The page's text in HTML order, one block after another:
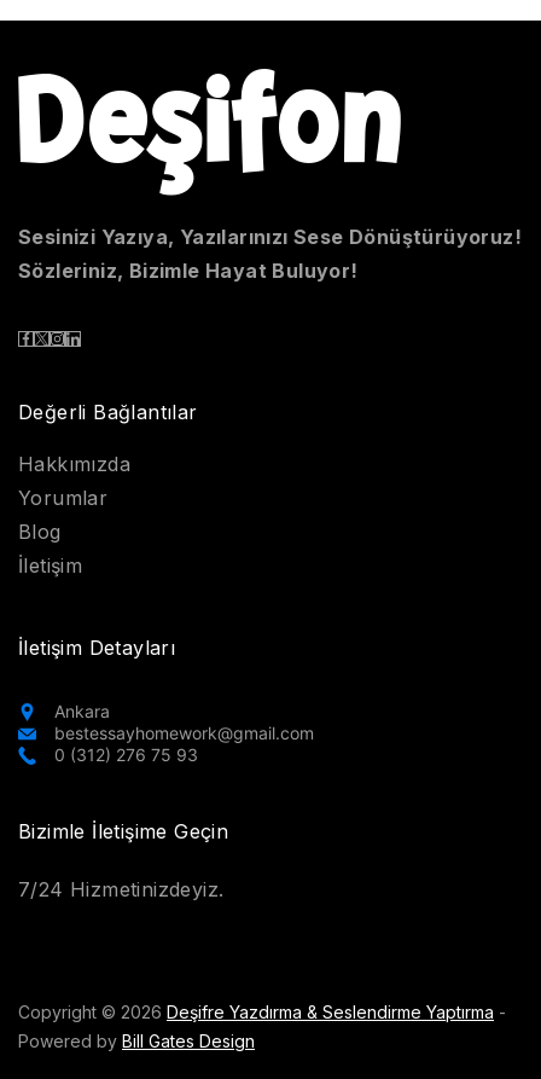
Sesinizi Yazıya, Yazılarınızı Sese Dönüştürüyoruz!
Sözleriniz, Bizimle Hayat Buluyor!
Değerli Bağlantılar
Hakkımızda
Yorumlar
Blog
İletişim
İletişim Detayları
Ankara
bestessayhomework@gmail.com
0 (312) 276 75 93
Bizimle İletişime Geçin
7/24 Hizmetinizdeyiz.
Copyright © 2026 Deşifre Yazdırma & Seslendirme Yaptırma -
Powered by Bill Gates Design